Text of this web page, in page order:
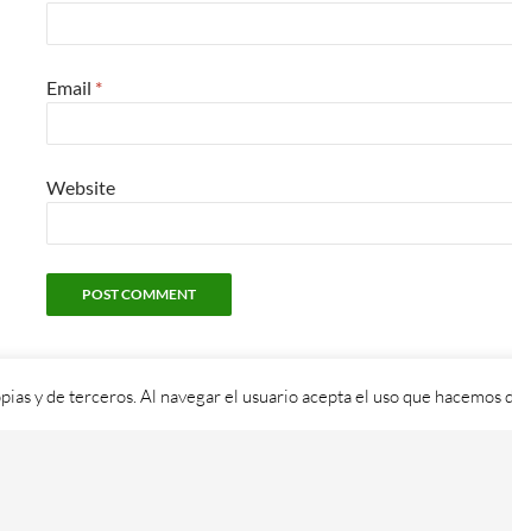
Email *
Website
y de terceros. Al navegar el usuario acepta el uso que hacemos